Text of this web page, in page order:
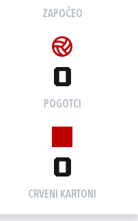
ZAPOČEO
0
POGOTCI
0
CRVENI KARTONI